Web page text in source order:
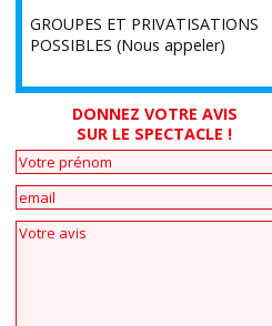
GROUPES ET PRIVATISATIONS
POSSIBLES (Nous appeler)
DONNEZ VOTRE AVIS
SUR LE SPECTACLE !